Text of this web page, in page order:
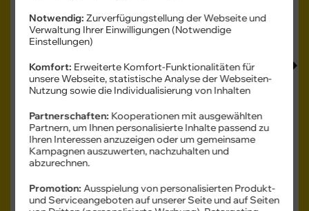
Produkt- und Sicherheitsinformationen
Farbe -Navy
Speicher -128 GB
Verfügbarkeit -Sofort lieferbar
Notwendig: Zurverfügungstellung der Webseite und
Verwaltung Ihrer Einwilligungen (Notwendige
Einstellungen)
Komfort: Erweiterte Komfort-Funktionalitäten für
unsere Webseite, statistische Analyse der Webseiten-
Nutzung sowie die Individualisierung von Inhalten
Partnerschaften: Kooperationen mit ausgewählten
Partnern, um Ihnen personalisierte Inhalte passend zu
Ihren Interessen anzuzeigen oder um gemeinsame
Kampagnen auszuwerten, nachzuhalten und
abzurechnen.
Promotion:Ausspielung von personalisierten Produkt-
und Serviceangeboten auf unserer Seite und auf Seiten